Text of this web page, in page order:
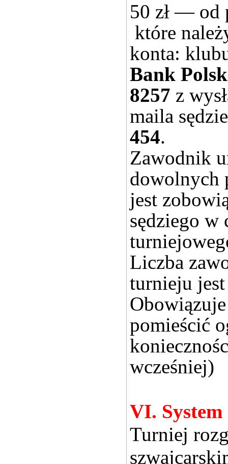
50 zł — od
które
konta:
Bank
8257 z
maila
454.
Zawodnik
dowolnych
jest
sędziego w
Liczba
turnieju
pomieścić
wcześniej)
VI.
Turniej